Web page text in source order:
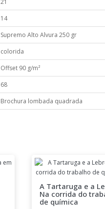
21
14
Supremo Alto Alvura 250 gr
colorida
Offset 90 g/m²
68
Brochura lombada quadrada
A Tartaruga e a
Na corrida do
de química